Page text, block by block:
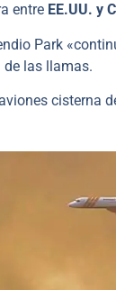
entre EE.UU. y
Park
de las llamas.
cisterna